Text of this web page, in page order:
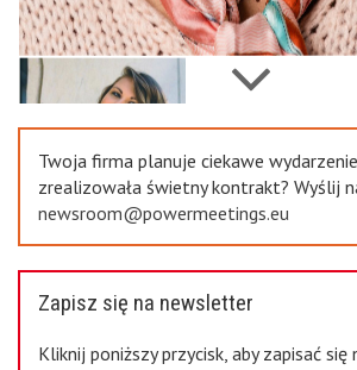
Twoja firma planuje ciekawe
zrealizowała świetny kontrakt? Wyślij
newsroom@powermeetings.eu
Zapisz się na newsletter
Kliknij poniższy przycisk, aby zapisać